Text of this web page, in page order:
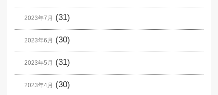
2023年7月 (31)
2023年6月 (30)
2023年5月 (31)
2023年4月 (30)